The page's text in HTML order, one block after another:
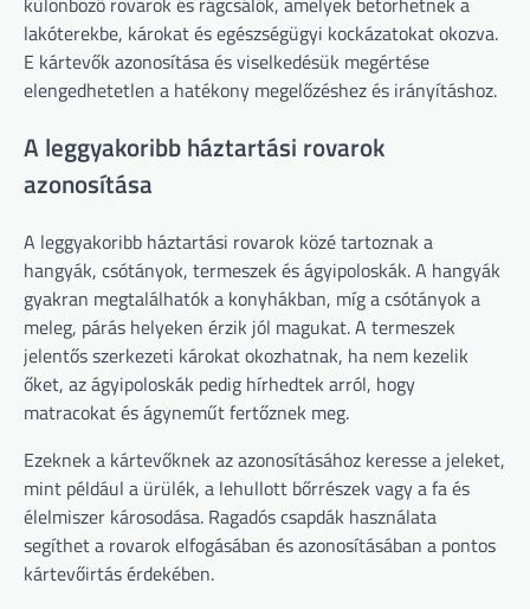
lakóterekbe, károkat és egészségügyi kockázatokat okozva.
E kártevők azonosítása és viselkedésük megértése
elengedhetetlen a hatékony megelőzéshez és irányításhoz.
A leggyakoribb háztartási rovarok
azonosítása
A leggyakoribb háztartási rovarok közé tartoznak a
hangyák, csótányok, termeszek és ágyipoloskák. A hangyák
gyakran megtalálhatók a konyhákban, míg a csótányok a
meleg, párás helyeken érzik jól magukat. A termeszek
jelentős szerkezeti károkat okozhatnak, ha nem kezelik
őket, az ágyipoloskák pedig hírhedtek arról, hogy
matracokat és ágyneműt fertőznek meg.
Ezeknek a kártevőknek az azonosításához keresse a jeleket,
mint például a ürülék, a lehullott bőrrészek vagy a fa és
élelmiszer károsodása. Ragadós csapdák használata
segíthet a rovarok elfogásában és azonosításában a pontos
kártevőirtás érdekében.